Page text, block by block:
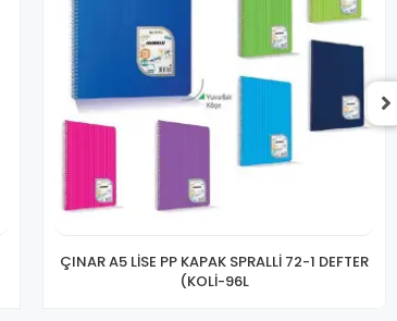
ÇINAR A5 LİSE PP KAPAK SPRALLİ 72-1 DEFTER
(KOLİ-96L